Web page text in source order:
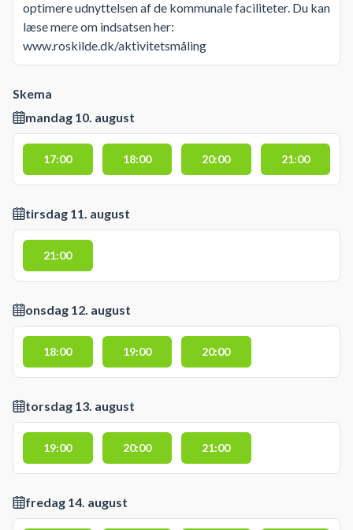
optimere udnyttelsen af de kommunale faciliteter. Du kan
læse mere om indsatsen her:
www.roskilde.dk/aktivitetsmåling
Skema
mandag 10. august
17:00 18:00 20:00 21:00
tirsdag 11. august
21:00
onsdag 12. august
18:00 19:00 20:00
torsdag 13. august
19:00 20:00 21:00
fredag 14. august